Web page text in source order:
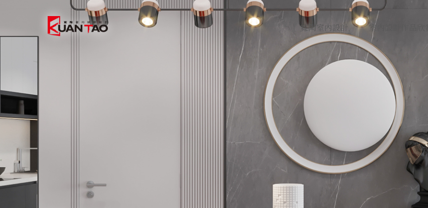
寬陶室內設計 室內設計作品欣賞